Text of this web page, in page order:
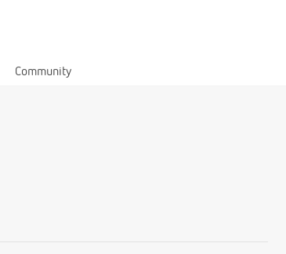
Community